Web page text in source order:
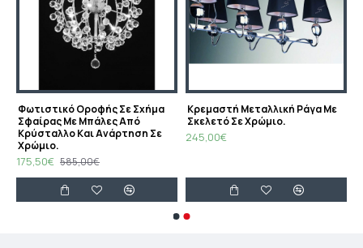
Φωτιστικό Οροφής Σε Σχήμα
Σφαίρας Με Μπάλες Από
Κρύσταλλο Και Ανάρτηση Σε
Χρώμιο.
175,50€ 585,00€
Κρεμαστή Μεταλλική Ράγα Με
Σκελετό Σε Χρώμιο.
245,00€